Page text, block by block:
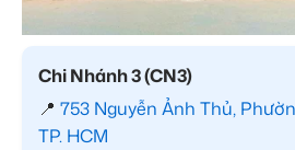
Chi Nhánh 3 (CN3)
📍 753 Nguyễn Ảnh Thủ,
TP. HCM